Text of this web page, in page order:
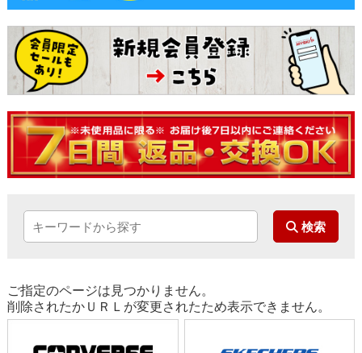
ご指定のページは見つかりません。
削除されたかＵＲＬが変更されたため表示できません。